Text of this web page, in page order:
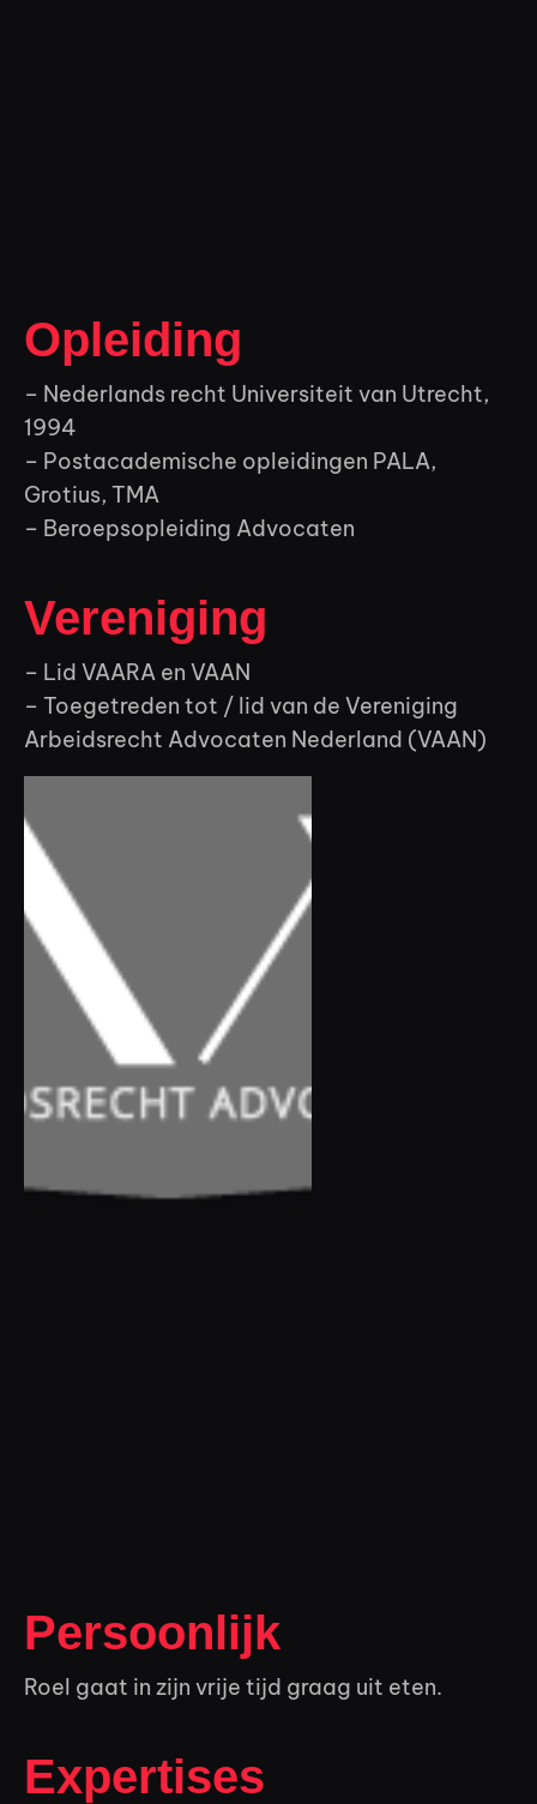
Opleiding
– Nederlands recht Universiteit van Utrecht,
1994
– Postacademische opleidingen PALA,
Grotius, TMA
– Beroepsopleiding Advocaten
Vereniging
– Lid VAARA en VAAN
– Toegetreden tot / lid van de Vereniging
Arbeidsrecht Advocaten Nederland (VAAN)
Persoonlijk
Roel gaat in zijn vrije tijd graag uit eten.
Expertises